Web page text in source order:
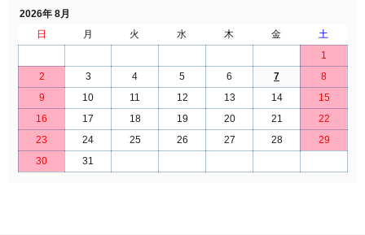
2026年 8月
日
月 火 水 木 金
土
1
2
3 4 5 6 7
8
9
10 11 12 13 14
15
16
17 18 19 20 21
22
23
24 25 26 27 28
29
30
31